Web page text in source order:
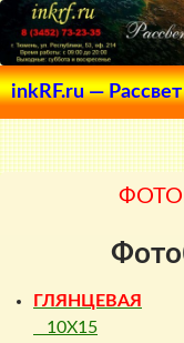
inkRF.ru —
Поиск
К
СОДЕРЖИМОМУ
ГЛЯНЦЕВАЯ
10X15